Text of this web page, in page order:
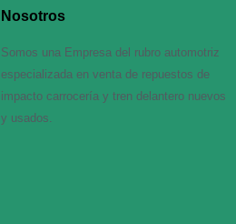
Nosotros
Somos una Empresa del rubro automotriz
especializada en venta de repuestos de
impacto carrocería y tren delantero nuevos
y usados.